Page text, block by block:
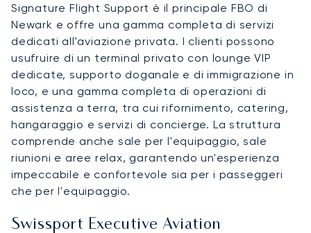
Signature Flight Support è il principale FBO di
Newark e offre una gamma completa di servizi
dedicati all'aviazione privata. I clienti possono
usufruire di un terminal privato con lounge VIP
dedicate, supporto doganale e di immigrazione in
loco, e una gamma completa di operazioni di
assistenza a terra, tra cui rifornimento, catering,
hangaraggio e servizi di concierge. La struttura
comprende anche sale per l'equipaggio, sale
riunioni e aree relax, garantendo un'esperienza
impeccabile e confortevole sia per i passeggeri
che per l'equipaggio.
Swissport Executive Aviation